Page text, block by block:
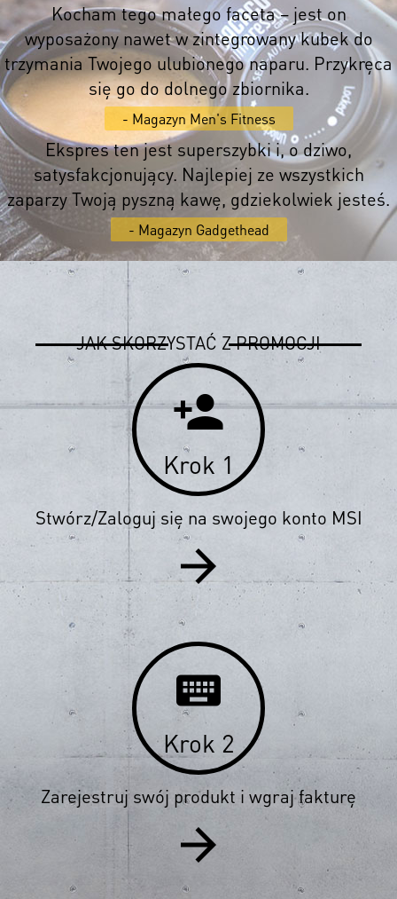
Kocham tego małego faceta – jest on
wyposażony nawet w zintegrowany kubek do
trzymania Twojego ulubionego naparu. Przykręca
się go do dolnego zbiornika.
- Magazyn Men's Fitness
Ekspres ten jest superszybki i, o dziwo,
satysfakcjonujący. Najlepiej ze wszystkich
zaparzy Twoją pyszną kawę, gdziekolwiek jesteś.
- Magazyn Gadgethead
JAK SKORZYSTAĆ Z PROMOCJI
person_add
Krok 1
Stwórz/Zaloguj się na swojego konto MSI
arrow_forward
keyboard
Krok 2
Zarejestruj swój produkt i wgraj fakturę
arrow_forward